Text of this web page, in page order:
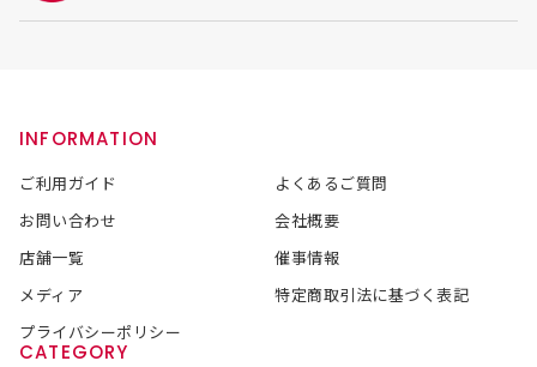
INFORMATION
ご利用ガイド
よくあるご質問
お問い合わせ
会社概要
店舗一覧
催事情報
メディア
特定商取引法に基づく表記
プライバシーポリシー
CATEGORY